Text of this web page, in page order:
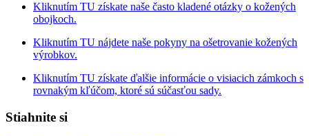
Kliknutím TU získate naše často kladené otázky o kožených
obojkoch.
Kliknutím TU nájdete naše pokyny na ošetrovanie kožených
výrobkov.
Kliknutím TU získate ďalšie informácie o visiacich zámkoch s
rovnakým kľúčom, ktoré sú súčasťou sady.
Stiahnite si